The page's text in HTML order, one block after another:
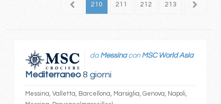
209 210 211 212 213 214
Mediterraneo8 giorni
da Messinacon MSC World Asia
Messina, Valletta, Barcellona, Marsiglia, Genova, Napoli,